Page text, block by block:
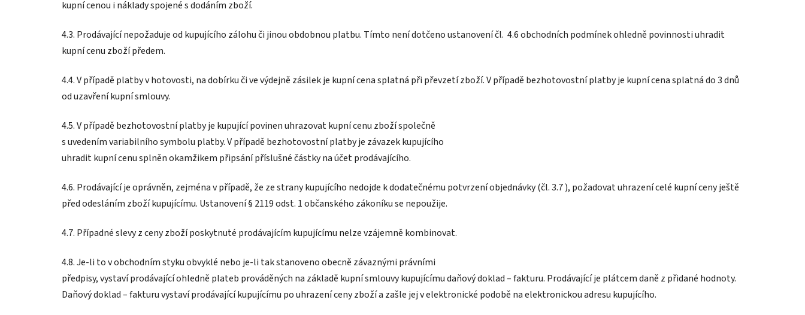
kupní cenou i náklady spojené s dodáním zboží.
4.3. Prodávající nepožaduje od kupujícího zálohu či jinou obdobnou platbu. Tímto není dotčeno ustanovení čl. 4.6 obchodních podmínek ohledně povinnosti uhradit
kupní cenu zboží předem.
4.4. V případě platby v hotovosti, na dobírku či ve výdejně zásilek je kupní cena splatná při převzetí zboží. V případě bezhotovostní platby je kupní cena splatná do 3 dnů
od uzavření kupní smlouvy.
4.5. V případě bezhotovostní platby je kupující povinen uhrazovat kupní cenu zboží společně
s uvedením variabilního symbolu platby. V případě bezhotovostní platby je závazek kupujícího
uhradit kupní cenu splněn okamžikem připsání příslušné částky na účet prodávajícího.
4.6. Prodávající je oprávněn, zejména v případě, že ze strany kupujícího nedojde k dodatečnému potvrzení objednávky (čl. 3.7 ), požadovat uhrazení celé kupní ceny ještě
před odesláním zboží kupujícímu. Ustanovení § 2119 odst. 1 občanského zákoníku se nepoužije.
4.7. Případné slevy z ceny zboží poskytnuté prodávajícím kupujícímu nelze vzájemně kombinovat.
4.8. Je-li to v obchodním styku obvyklé nebo je-li tak stanoveno obecně závaznými právními
předpisy, vystaví prodávající ohledně plateb prováděných na základě kupní smlouvy kupujícímu daňový doklad – fakturu. Prodávající je plátcem daně z přidané hodnoty.
Daňový doklad – fakturu vystaví prodávající kupujícímu po uhrazení ceny zboží a zašle jej v elektronické podobě na elektronickou adresu kupujícího.